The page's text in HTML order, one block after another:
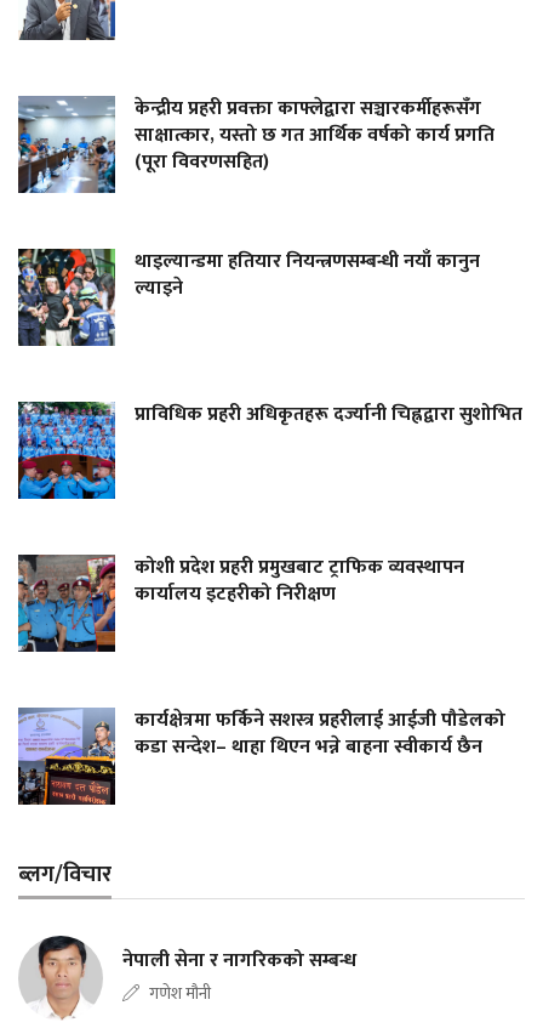
केन्द्रीय प्रहरी प्रवक्ता काफ्लेद्वारा सञ्चारकर्मीहरूसँग
साक्षात्कार, यस्तो छ गत आर्थिक वर्षको कार्य प्रगति
(पूरा विवरणसहित)
थाइल्यान्डमा हतियार नियन्त्रणसम्बन्धी नयाँ कानुन
ल्याइने
प्राविधिक प्रहरी अधिकृतहरू दर्ज्यानी चिह्नद्वारा सुशोभित
कोशी प्रदेश प्रहरी प्रमुखबाट ट्राफिक व्यवस्थापन
कार्यालय इटहरीको निरीक्षण
कार्यक्षेत्रमा फर्किने सशस्त्र प्रहरीलाई आईजी पौडेलको
कडा सन्देश– थाहा थिएन भन्ने बाहना स्वीकार्य छैन
ब्लग/विचार
नेपाली सेना र नागरिकको सम्बन्ध
गणेश मौनी